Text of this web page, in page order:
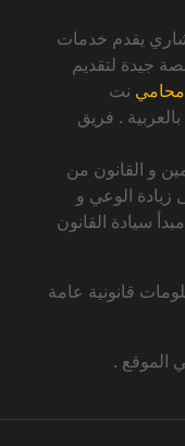
يقدم خدمات
جيدة لتقديم
محامي نت
. فريق
و القانون من
زيادة الوعي و
سيادة القانون
قانونية عامة
الموقع .